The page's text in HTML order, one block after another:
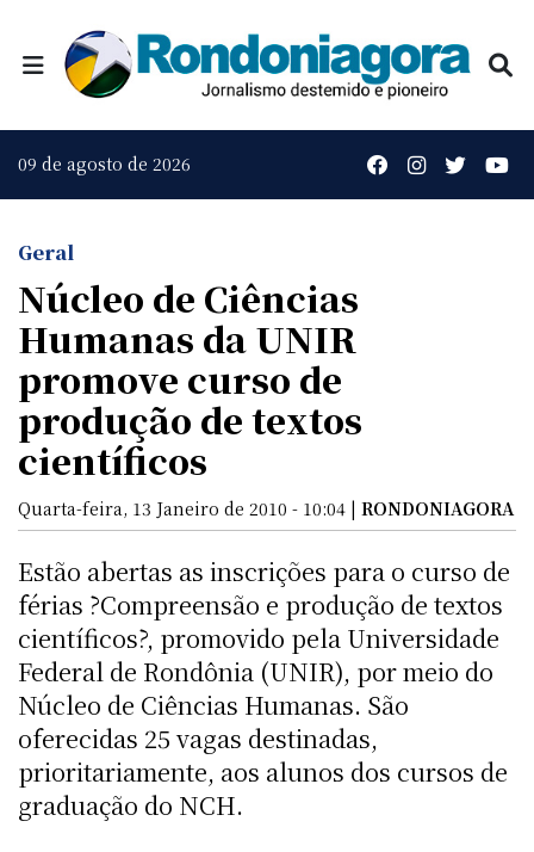
09 de agosto de 2026
Geral
Núcleo de Ciências
Humanas da UNIR
promove curso de
produção de textos
científicos
Quarta-feira, 13 Janeiro de 2010 - 10:04 | RONDONIAGORA
Estão abertas as inscrições para o curso de
férias ?Compreensão e produção de textos
científicos?, promovido pela Universidade
Federal de Rondônia (UNIR), por meio do
Núcleo de Ciências Humanas. São
oferecidas 25 vagas destinadas,
prioritariamente, aos alunos dos cursos de
graduação do NCH.